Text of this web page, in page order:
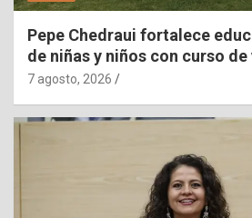
Pepe Chedraui fortalece
de niñas y niños con curso de
7 agosto, 2026